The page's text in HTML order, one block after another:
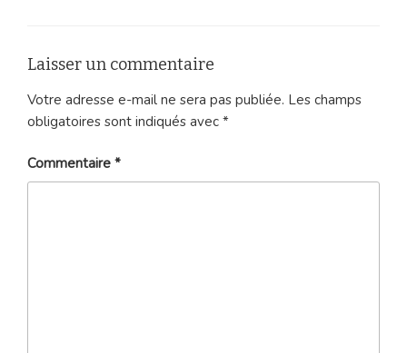
Laisser un commentaire
Votre adresse e-mail ne sera pas publiée. Les champs
obligatoires sont indiqués avec *
Commentaire *